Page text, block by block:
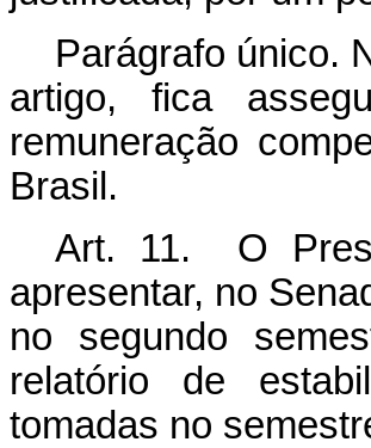
Parágrafo único.
artigo, fica
remuneração
Brasil.
Art. 11. O
apresentar, no
no segundo
relatório de
tomadas no